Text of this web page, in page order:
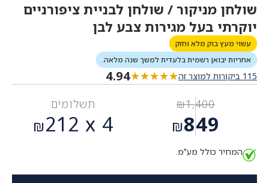
שולחן מניקור / שולחן לבניית ציפורניים
יוקרתי בעל מגירות צבע לבן
עשוי מעץ בוק מלא וחזק
אחריות יבואן רשמית בלעדית למשך שנה מלאה.
115 ביקורות למוצר זה ★★★★★
★★★★★
4.94
₪1,400
המחיר
המקורי
היה:
₪849
הנוכחי
הוא:
תשלומים
4 x
₪212
המחיר כולל מע"מ.